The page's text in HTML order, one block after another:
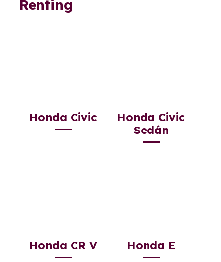
Renting
Honda Civic
Honda Civic
Sedán
Honda CR V Honda E